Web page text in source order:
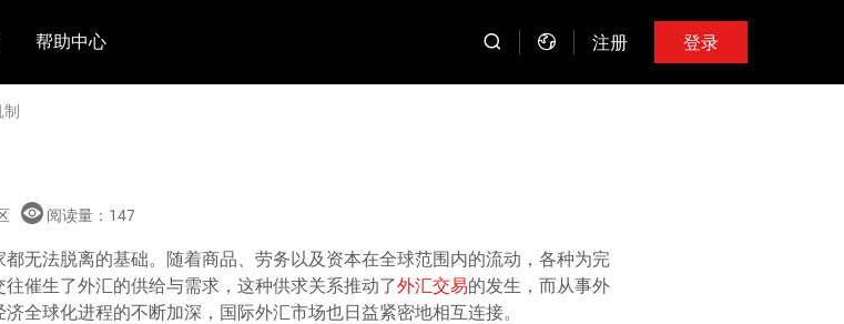
帮助中心 注册 登录
阅读量： 147
无法脱离的基础。随着商品、劳务以及资本在全球范围内的流动，各种为完
催生了外汇的供给与需求，这种供求关系推动了外汇交易的发生，而从事外
全球化进程的不断加深，国际外汇市场也日益紧密地相互连接。